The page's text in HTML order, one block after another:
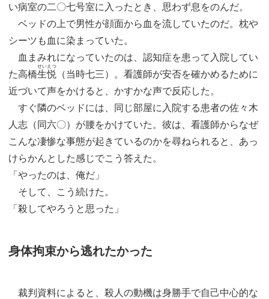
い病室の二〇七号室に入ったとき、思わず息をのんだ。
ベッドの上で男性が顔面から血を流していたのだ。枕や
シーツも血に染まっていた。
血まみれになっていたのは、認知症を患って入院してい
た高橋生悦
せいえつ
（当時七三）。看護師が安否を確かめるために
近づいて声をかけると、かすかな声で反応した。
すぐ隣のベッドには、同じ部屋に入院する患者の佐々木
人志（同六〇）が腰をかけていた。彼は、看護師からなぜ
こんな凄惨な事態が起きているのかを尋ねられると、あっ
けらかんとした感じでこう答えた。
「やったのは、俺だ」
そして、こう続けた。
「殺してやろうと思った」
身体拘束から逃れたかった
裁判資料によると、殺人の動機は身勝手で自己中心的な